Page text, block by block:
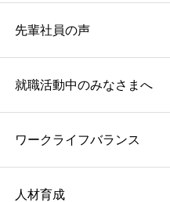
先輩社員の声
就職活動中のみなさまへ
ワークライフバランス
人材育成